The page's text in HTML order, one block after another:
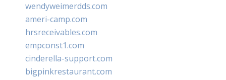
wendyweimerdds.com
ameri-camp.com
hrsreceivables.com
empconst1.com
cinderella-support.com
bigpinkrestaurant.com